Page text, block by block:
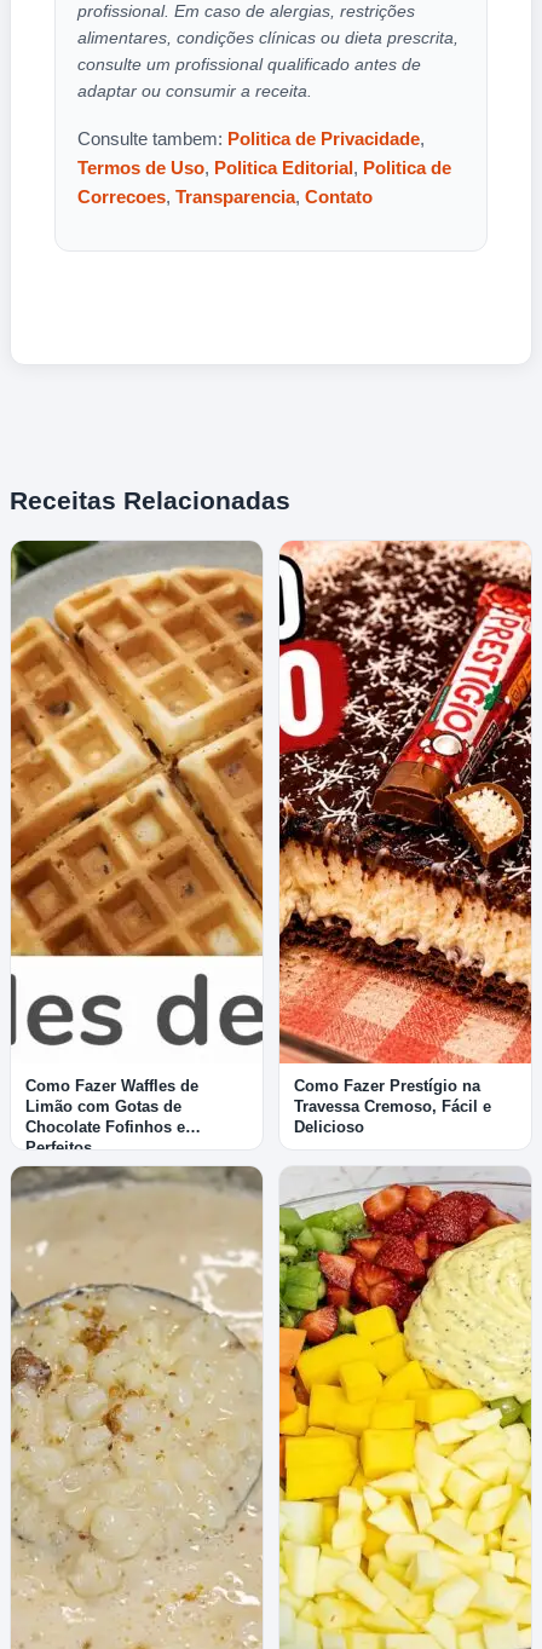
profissional. Em caso de alergias, restrições
alimentares, condições clínicas ou dieta prescrita,
consulte um profissional qualificado antes de
adaptar ou consumir a receita.
Consulte tambem: Politica de Privacidade,
Termos de Uso, Politica Editorial, Politica de
Correcoes, Transparencia, Contato
Receitas Relacionadas
Como Fazer Waffles de
Limão com Gotas de
Chocolate Fofinhos e
Perfeitos
Como Fazer Prestígio na
Travessa Cremoso, Fácil e
Delicioso